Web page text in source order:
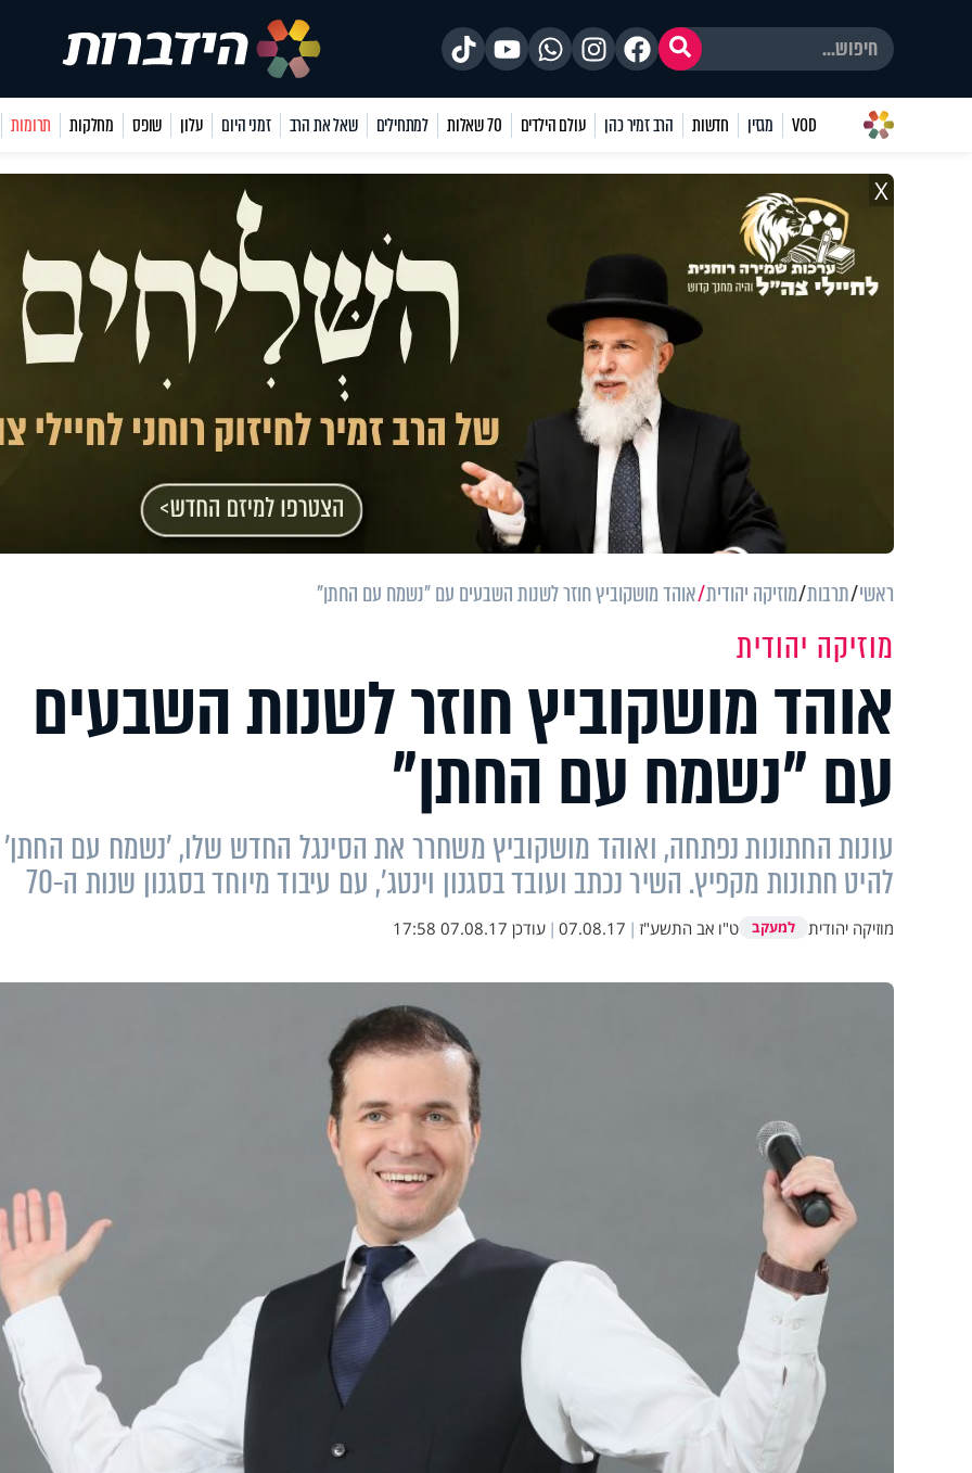
VOD מגזין חדשות הרב זמיר כהן עולם הילדים 70 שאלות למתחילים שאל את הרב זמני היום עלון שופס מחלקות תרומות
X
ראשי תרבות מוזיקה יהודית אוהד מושקוביץ חוזר לשנות השבעים עם "נשמח עם החתן"
מוזיקה יהודית
אוהד מושקוביץ חוזר לשנות השבעים
עם "נשמח עם החתן"
עונות החתונות נפתחה, ואוהד מושקוביץ משחרר את הסינגל החדש שלו, 'נשמח עם
להיט חתונות מקפיץ. השיר נכתב ועובד בסגנון וינטג', עם עיבוד מיוחד בסגנון שנות ה-70
מוזיקה יהודית למעקב ט"ו אב התשע"ז |
07.08.17
| עודכן 07.08.17 17:58